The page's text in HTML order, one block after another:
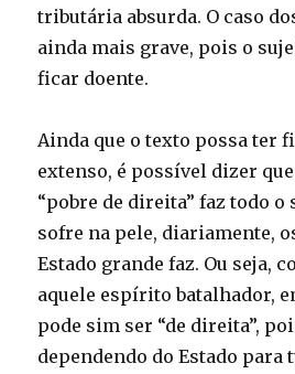
tributária absurda. O caso
ainda mais grave, pois o
ficar doente.
Ainda que o texto possa ter
extenso, é possível dizer
“pobre de direita” faz todo o
sofre na pele, diariamente,
Estado grande faz. Ou seja,
aquele espírito batalhador,
pode sim ser “de direita”,
dependendo do Estado para